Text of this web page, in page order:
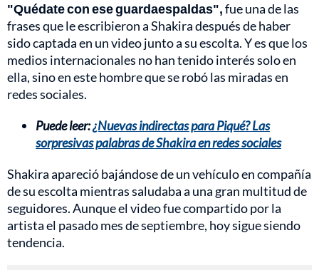
"Quédate con ese guardaespaldas",fue una de las
frases que le escribieron a Shakira después de haber
sido captada en un video junto a su escolta. Y es que los
medios internacionales no han tenido interés solo en
ella, sino en este hombre que se robó las miradas en
redes sociales.
Puede leer:¿Nuevas indirectas para Piqué? Las
sorpresivas palabras de Shakira en redes sociales
Shakira apareció bajándose de un vehículo en compañía
de su escolta mientras saludaba a una gran multitud de
seguidores. Aunque el video fue compartido por la
artista el pasado mes de septiembre, hoy sigue siendo
tendencia.